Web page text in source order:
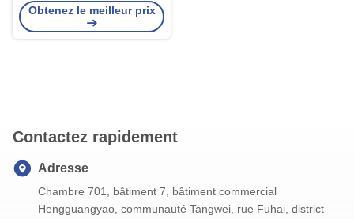
Obtenez le meilleur prix
Contactez rapidement
Adresse
Chambre 701, bâtiment 7, bâtiment commercial
Hengguangyao, communauté Tangwei, rue Fuhai, district